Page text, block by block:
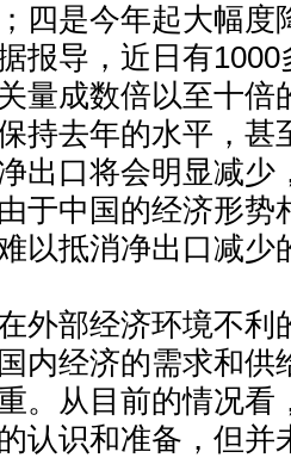
四是今年起大幅度
报导，近日有
量成数倍以至十倍
持去年的水平，甚
出口将会明显减少
于中国的经济形势
以抵消净出口减少
部经济环境不利
内经济的需求和供
。从目前的情况看
认识和准备，但并